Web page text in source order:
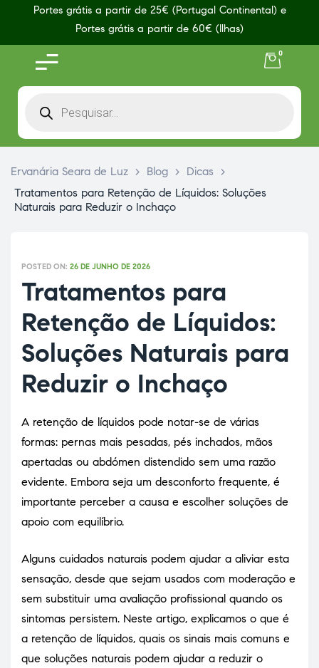
Portes grátis a partir de 25€ (Portugal Continental) e
Portes grátis a partir de 60€ (Ilhas)
0
Ervanária Seara de Luz > Blog > Dicas
>
Tratamentos para Retenção de Líquidos: Soluções
Naturais para Reduzir o Inchaço
POSTED ON: 26 DE JUNHO DE 2026
Tratamentos para
Retenção de Líquidos:
Soluções Naturais para
Reduzir o Inchaço
A retenção de líquidos pode notar-se de várias
formas: pernas mais pesadas, pés inchados, mãos
apertadas ou abdómen distendido sem uma razão
evidente. Embora seja um desconforto frequente, é
importante perceber a causa e escolher soluções de
apoio com equilíbrio.
Alguns cuidados naturais podem ajudar a aliviar esta
sensação, desde que sejam usados com moderação e
sem substituir uma avaliação profissional quando os
sintomas persistem. Neste artigo, explicamos o que é
a retenção de líquidos, quais os sinais mais comuns e
que soluções naturais podem ajudar a reduzir o